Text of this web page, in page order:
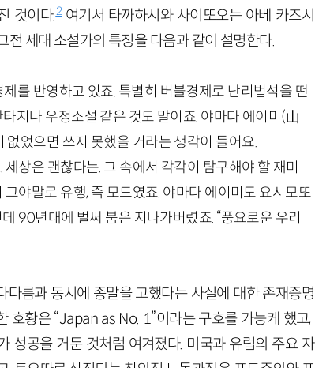
것이다.2여기서 타까하시와 사이또오는 아베 카즈
전 세대 소설가의 특징을 다음과 같이 설명한다.
를 반영하고 있죠. 특별히 버블경제로 난리법석을 떤
지나 우정소설 같은 것도 말이죠. 야마다 에이미(山
었으면 쓰지 못했을 거라는 생각이 들어요.
상은 괜찮다는. 그 속에서 각각이 탐구해야 할 재미
야말로 유행, 즉 모드였죠. 야마다 에이미도 요시모또
90년대에 벌써 붐은 지나가버렸죠. “풍요로운 우리
름과 동시에 종말을 고했다는 사실에 대한 존재증
황은 “Japan as No. 1”이라는 구호를 가능케 했고,
성공을 거둔 것처럼 여겨졌다. 미국과 유럽의 주요